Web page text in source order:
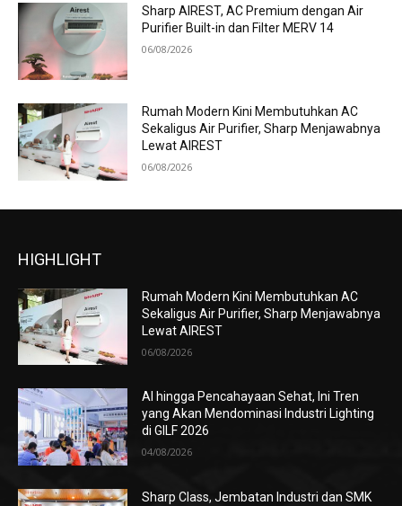
Sharp AIREST, AC Premium dengan Air
Purifier Built-in dan Filter MERV 14
06/08/2026
Rumah Modern Kini Membutuhkan AC
Sekaligus Air Purifier, Sharp Menjawabnya
Lewat AIREST
06/08/2026
HIGHLIGHT
Rumah Modern Kini Membutuhkan AC
Sekaligus Air Purifier, Sharp Menjawabnya
Lewat AIREST
06/08/2026
AI hingga Pencahayaan Sehat, Ini Tren
yang Akan Mendominasi Industri Lighting
di GILF 2026
04/08/2026
Sharp Class, Jembatan Industri dan SMK